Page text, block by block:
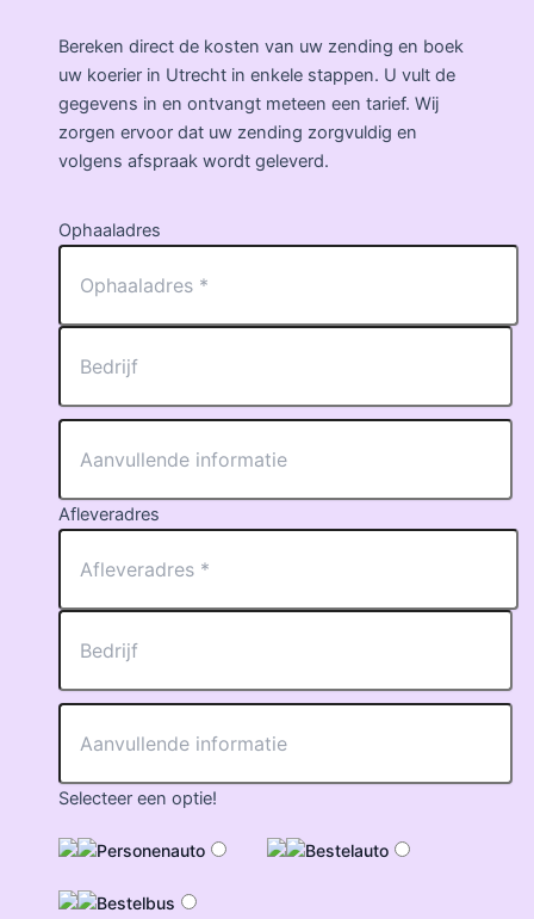
Bereken direct de kosten van uw zending en boek
uw koerier in Utrecht in enkele stappen. U vult de
gegevens in en ontvangt meteen een tarief. Wij
zorgen ervoor dat uw zending zorgvuldig en
volgens afspraak wordt geleverd.
Ophaaladres
Afleveradres
Selecteer een optie!
Personenauto Bestelauto
Bestelbus